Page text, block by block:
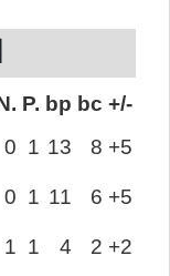
P. bp bc +/-
0 1 13 8 +5
0 1 11 6 +5
1 1 4 2 +2